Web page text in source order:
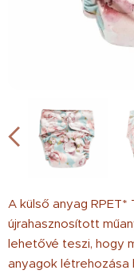
A külső anyag RPET*
újrahasznosított
lehetővé teszi, hogy
anyagok létrehozása